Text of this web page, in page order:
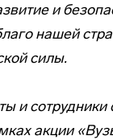
и
нашей
силы.
и сотрудники
акции